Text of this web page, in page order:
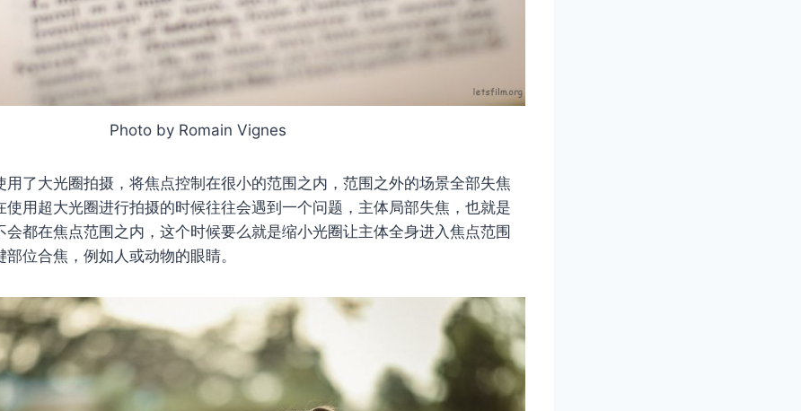
Photo by Romain Vignes
用了大光圈拍摄，将焦点控制在很小的范围之内，范围之外的场景全部失焦
使用超大光圈进行拍摄的时候往往会遇到一个问题，主体局部失焦，也就是
会都在焦点范围之内，这个时候要么就是缩小光圈让主体全身进入焦点范围
位合焦，例如人或动物的眼睛。